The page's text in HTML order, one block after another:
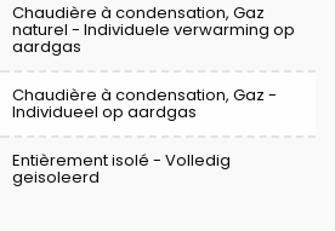
Chaudière à condensation, Gaz
naturel - Individuele verwarming op
aardgas
Chaudière à condensation, Gaz -
Individueel op aardgas
Entièrement isolé - Volledig
geisoleerd